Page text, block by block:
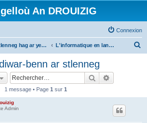
An DROUIZIG
Connexion
Ar stlenneg hag ar yezhoù bihan er bed a-bezh L'informatique en langues régionales et minoritaires
benn ar stlenneg
Rechercher
1 message • Page 1 sur 1
Admin